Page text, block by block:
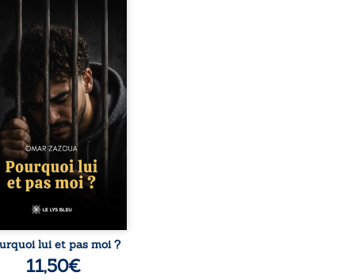
lui et pas moi ?
le parcours de l’auteur
par les mauvais choix,
et l’épreuve de
Mais il dévoile
les espoirs qui lui
de ne pas renoncer.
d’une histoire
ce témoignage
le destin, la
la résilience et
de se
malgré les
obstacles. Un ouvrage ...
lui et pas moi ?
11,50€